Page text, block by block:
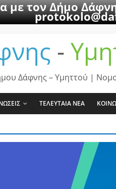
με τον Δήμο
-
Δάφνης – Υμηττού |
ΤΕΛΕΥΤΑΙΑ ΝΕΑ